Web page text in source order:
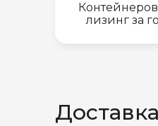
лизинг за